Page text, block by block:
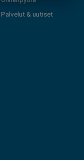
Palvelut & uutiset